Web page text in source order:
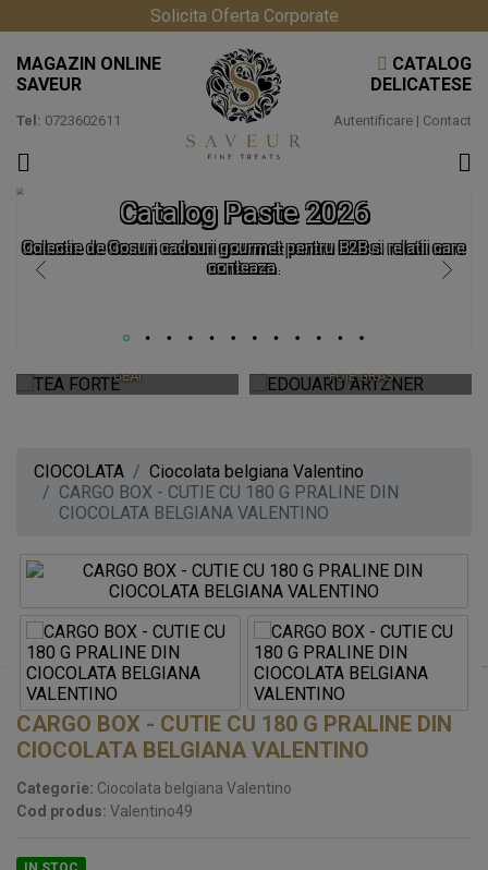
Solicita Oferta Corporate
MAGAZIN ONLINE
SAVEUR
Tel: 0723602611
CATALOG
DELICATESE
Autentificare | Contact
Catalog Paste 2026
Colectie de Cosuri cadouri gourmet pentru B2B si relatii care
conteaza.
TEA FORTE
CEAI
FOIE GRAS
CIOCOLATA
Ciocolata belgiana Valentino
CARGO BOX - CUTIE CU 180 G PRALINE DIN
CIOCOLATA BELGIANA VALENTINO
CARGO BOX - CUTIE CU 180 G PRALINE DIN
CIOCOLATA BELGIANA VALENTINO
Categorie: Ciocolata belgiana Valentino
Cod produs: Valentino49